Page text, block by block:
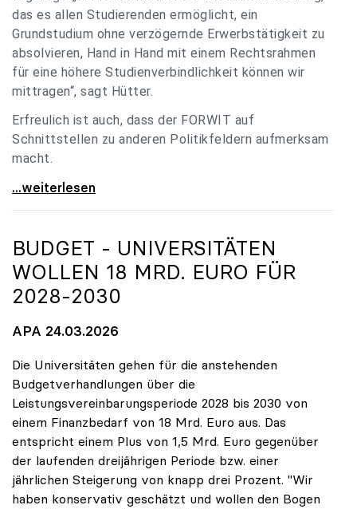
das es allen Studierenden ermöglicht, ein
Grundstudium ohne verzögernde Erwerbstätigkeit zu
absolvieren, Hand in Hand mit einem Rechtsrahmen
für eine höhere Studienverbindlichkeit können wir
mittragen“, sagt Hütter.
Erfreulich ist auch, dass der FORWIT auf
Schnittstellen zu anderen Politikfeldern aufmerksam
macht.
uniko zu FORWIT-Analyse: Wichtige Themen
...weiterlesen
BUDGET - UNIVERSITÄTEN
WOLLEN 18 MRD. EURO FÜR
2028-2030
APA 24.03.2026
Die Universitäten gehen für die anstehenden
Budgetverhandlungen über die
Leistungsvereinbarungsperiode 2028 bis 2030 von
einem Finanzbedarf von 18 Mrd. Euro aus. Das
entspricht einem Plus von 1,5 Mrd. Euro gegenüber
der laufenden dreijährigen Periode bzw. einer
jährlichen Steigerung von knapp drei Prozent. "Wir
haben konservativ geschätzt und wollen den Bogen